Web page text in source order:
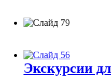
Экскурсии